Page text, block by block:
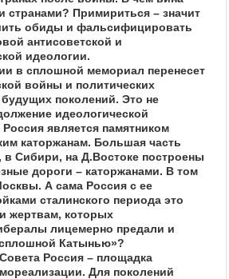
странами? Примириться – значит
обиды и фальсифицировать
антисоветской и
идеологии.
в сплошной мемориал перенесет
войны и политических
поколений. Это не
идеологической
является памятником
каторжанам. Большая часть
в Сибири, на Д.Востоке построены
дороги – каторжанами. В том
А сама Россия с ее
сталинского периода это
жертвам, которых
лицемерно предали и
Катынью»?
Россия – площадка
Для поколений